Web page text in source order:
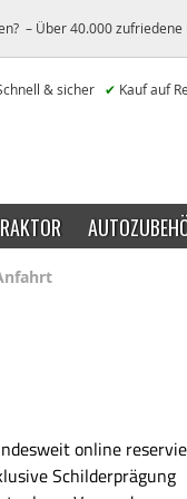
– Über 40.000 zufriedene
& sicher ✔ Kauf auf